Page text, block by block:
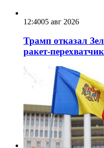
12:4005 авг 2026
Трамп отказал
ракет-